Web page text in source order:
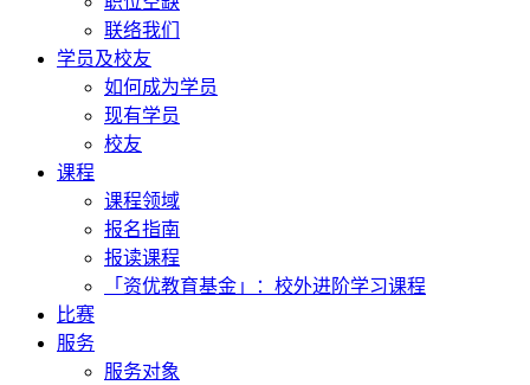
联络我们
学员及校友
如何成为学员
现有学员
校友
课程
课程领域
报名指南
报读课程
「资优教育基金」：校外进阶学习课程
比赛
服务
服务对象